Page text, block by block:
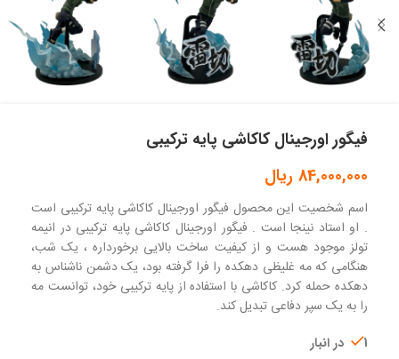
فیگور اورجینال کاکاشی پایه ترکیبی
84,000,000 ریال
اسم شخصیت این محصول فیگور اورجینال کاکاشی پایه ترکیبی است
. او استاد نینجا است . فیگور اورجینال کاکاشی پایه ترکیبی در انیمه
تولز موجود هست و از کیفیت ساخت بالایی برخورداره ، یک شب،
هنگامی که مه غلیظی دهکده را فرا گرفته بود، یک دشمن ناشناس به
دهکده حمله کرد. کاکاشی با استفاده از پایه ترکیبی خود، توانست مه
را به یک سپر دفاعی تبدیل کند.
1 در انبار